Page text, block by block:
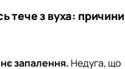
тече з вуха: причини
запалення. Недуга, що